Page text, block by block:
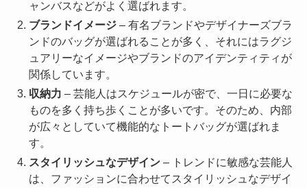
ャンバスなどがよく選ばれます。
ブランドイメージ– 有名ブランドやデザイナーズブラ
ンドのバッグが選ばれることが多く、それにはラグジ
ュアリーなイメージやブランドのアイデンティティが
関係しています。
収納力 – 芸能人はスケジュールが密で、一日に必要な
ものを多く持ち歩くことが多いです。そのため、内部
が広々としていて機能的なトートバッグが選ばれま
す。
スタイリッシュなデザイン– トレンドに敏感な芸能人
は、ファッションに合わせてスタイリッシュなデザイ